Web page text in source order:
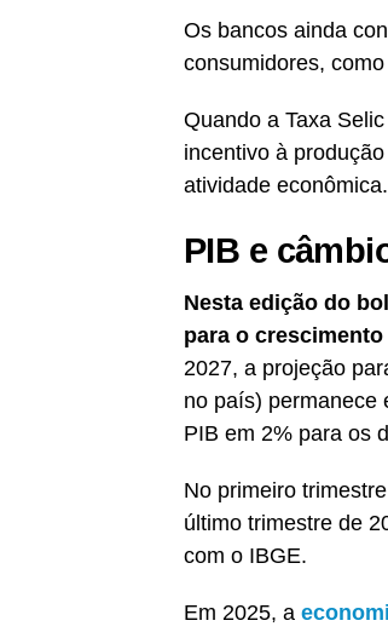
Os bancos ainda
consumidores,
Quando a Taxa
incentivo à
atividade econômica.
PIB e
Nesta edição do
para o
2027, a projeção
no país) permanece
PIB em 2% para os
No primeiro
último trimestre de
com o IBGE.
Em 2025, a